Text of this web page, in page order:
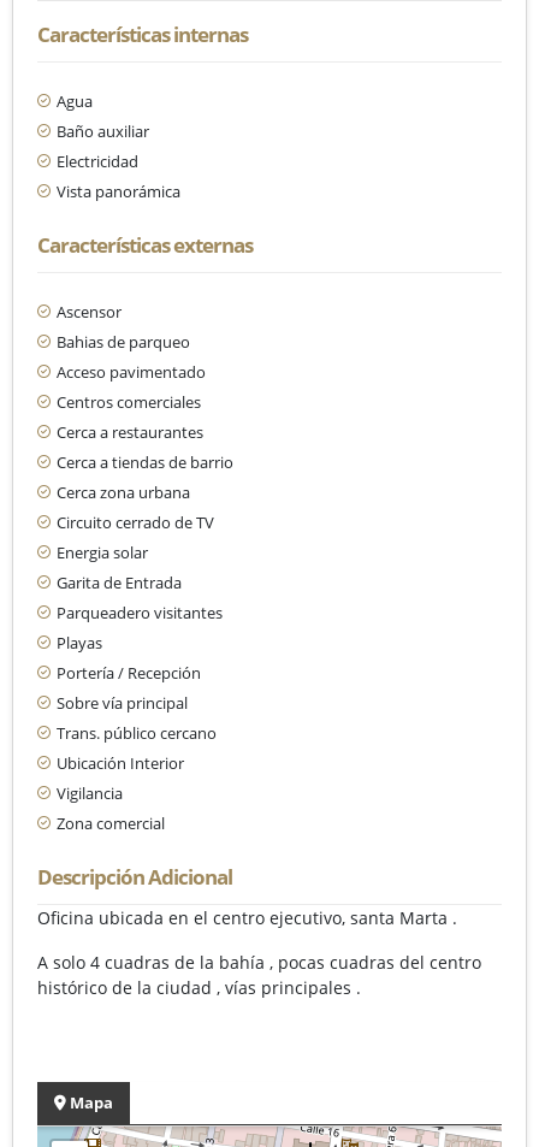
Características internas
Agua
Baño auxiliar
Electricidad
Vista panorámica
Características externas
Ascensor
Bahias de parqueo
Acceso pavimentado
Centros comerciales
Cerca a restaurantes
Cerca a tiendas de barrio
Cerca zona urbana
Circuito cerrado de TV
Energia solar
Garita de Entrada
Parqueadero visitantes
Playas
Portería / Recepción
Sobre vía principal
Trans. público cercano
Ubicación Interior
Vigilancia
Zona comercial
Descripción Adicional
Oficina ubicada en el centro ejecutivo, santa Marta .
A solo 4 cuadras de la bahía , pocas cuadras del centro
histórico de la ciudad , vías principales .
Mapa